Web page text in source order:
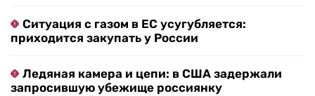
Ситуация с газом в ЕС усугубляется:
приходится закупать у России
Ледяная камера и цепи: в США задержали
запросившую убежище россиянку